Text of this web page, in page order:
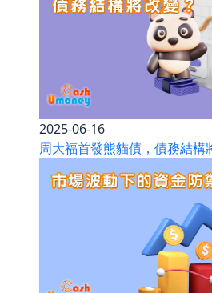
2025-06-16
周大福首發熊貓債，債務結構